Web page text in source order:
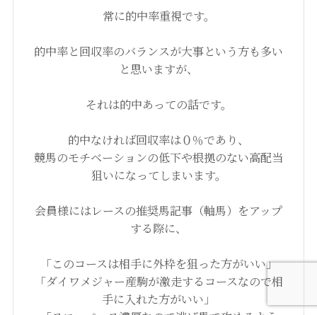
常に的中率重視です。
的中率と回収率のバランスが大事という方も多い
と思いますが、
それは的中あっての話です。
的中なければ回収率は０％であり、
競馬のモチベーションの低下や根拠のない高配当
狙いになってしまいます。
会員様にはレースの推奨馬記事（軸馬）をアップ
する際に、
「このコースは相手に外枠を狙った方がいい」
「ダイワメジャー産駒が激走するコースなので相
手に入れた方がいい」